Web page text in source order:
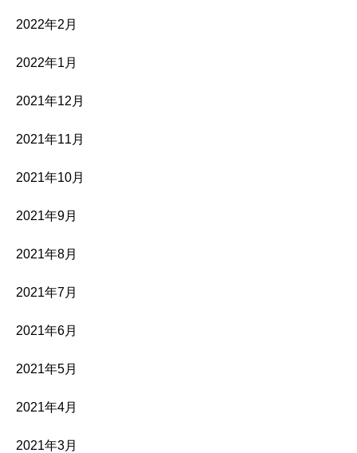
2022年2月
2022年1月
2021年12月
2021年11月
2021年10月
2021年9月
2021年8月
2021年7月
2021年6月
2021年5月
2021年4月
2021年3月